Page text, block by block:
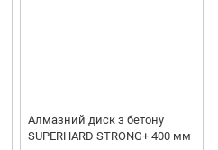
Алмазний диск з бетону
SUPERHARD STRONG+ 400 мм